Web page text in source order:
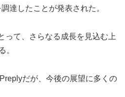
達したことが発表された。
って、さらなる成長を見込む上
。
だが、今後の展望に多くの